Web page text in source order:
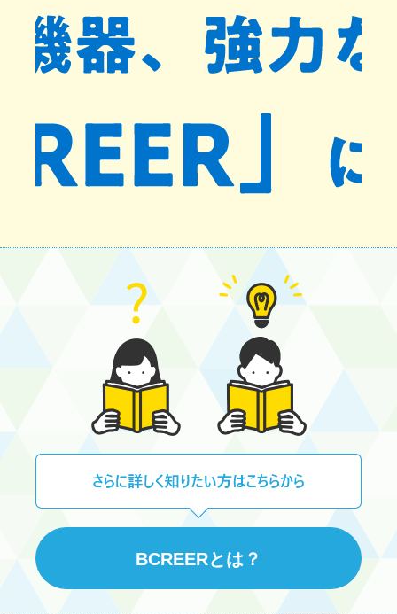
BCREERとは？